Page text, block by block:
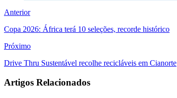
Anterior
Copa 2026: África terá 10 seleções, recorde histórico
Próximo
Drive Thru Sustentável recolhe recicláveis em Cianorte
Artigos Relacionados